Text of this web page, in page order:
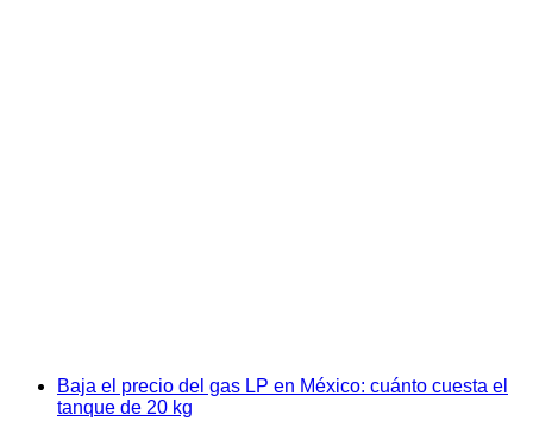
Baja el precio del gas LP en México: cuánto cuesta el
tanque de 20 kg